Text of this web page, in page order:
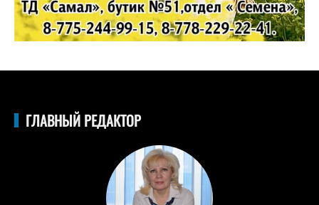
ГЛАВНЫЙ РЕДАКТОР